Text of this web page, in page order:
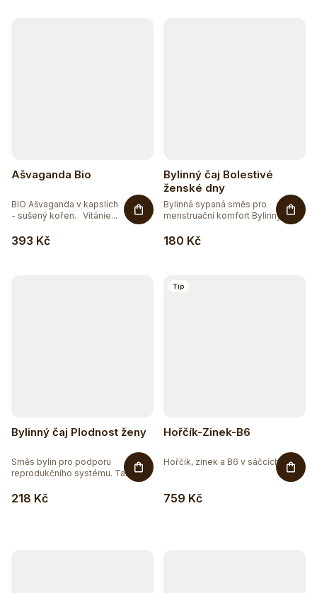
Ašvaganda Bio
393 Kč
BIO Ašvaganda v kapslích
- sušený kořen. Vitánie...
Bylinný čaj Bolestivé
ženské dny
180 Kč
Bylinná sypaná směs pro
menstruační komfort Bylinný čaj...
Bylinný čaj Plodnost ženy
218 Kč
Směs bylin pro podporu
reprodukčního systému. Tato...
Tip
Hořčík-Zinek-B6
759 Kč
Hořčík, zinek a B6 v sáčcích pro...
Těžko po jídle?